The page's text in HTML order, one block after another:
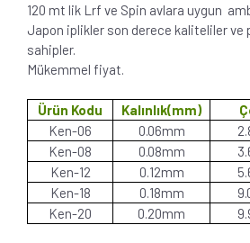
120 mt lik Lrf ve Spin avlara uygun
Japon iplikler son derece kaliteliler ve
sahipler.
Mükemmel fiyat.
Ürün Kodu Kalınlık(mm)
Ken-06
0.06mm
Ken-08
0.08mm
Ken-12
0.12mm
Ken-18
0.18mm
Ken-20
0.20mm